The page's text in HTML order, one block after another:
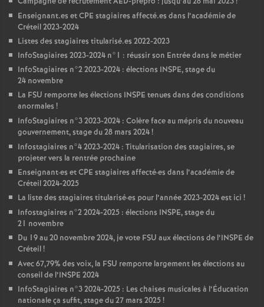
Enseignant.es etCPE stagiaires affecté.es dans l’académie de
Créteil 2023-2024
Listes des stagiaires titularisé.es 2022-2023
InfoStagiaires 2023-2024 n°1 : réussir son Entrée dans le métier
InfoStagiaires n°2 2023-2024 : élections INSPE, stage du
24 novembre
La FSU remporte les élections INSPE tenues dans des conditions
anormales !
InfoStagiaires n°3 2023-2024 : Colère face au mépris du nouveau
gouvernement, stage du 28 mars 2024!
Infostagiaires n°4 2023-2024 : Titularisation des stagiaires, se
projeter vers la rentrée prochaine
Enseignant·es etCPE stagiaires affecté·es dans l’académie de
Créteil 2024-2025
La liste des stagiaires titularisé·es pour l’année 2023-2024 est ici !
Infostagiaires n°2 2024-2025 : élections INSPE, stage du
21 novembre
Du 19 au 20 novembre 2024, je vote FSU aux élections de l’INSPE de
Créteil!
Avec 67,79% des voix, la FSU remporte largement les élections au
conseil de l’INSPE 2024
InfoStagiaires n°3 2024-2025 : Les chaises musicales à l’Éducation
nationale ça suffit, stage du 27 mars 2025!